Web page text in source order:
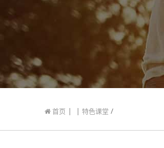
首页 | | 特色课堂 /